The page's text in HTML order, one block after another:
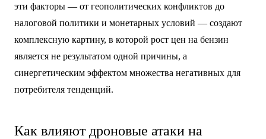
эти факторы — от геополитических конфликтов до
налоговой политики и монетарных условий — создают
комплексную картину, в которой рост цен на бензин
является не результатом одной причины, а
синергетическим эффектом множества негативных для
потребителя тенденций.
Как влияют дроновые атаки на